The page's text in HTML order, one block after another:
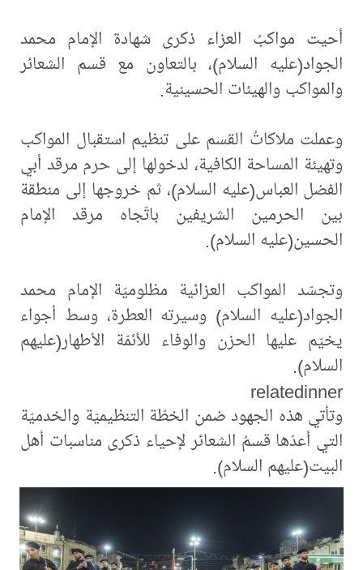
أحيت مواكبُ العزاء ذكرى شهادة الإمام محمد
الجواد(عليه السلام)، بالتعاون مع قسم الشعائر
والمواكب والهيئات الحسينية.
وعملت ملاكاتُ القسم على تنظيم استقبال المواكب
وتهيئة المساحة الكافية، لدخولها إلى حرم مرقد أبي
الفضل العباس(عليه السلام)، ثم خروجها إلى منطقة
بين الحرمين الشريفين باتّجاه مرقد الإمام
الحسين(عليه السلام).
وتجسّد المواكب العزائية مظلوميّة الإمام محمد
الجواد(عليه السلام) وسيرته العطرة، وسط أجواء
يخيّم عليها الحزن والوفاء للأئمّة الأطهار(عليهم
السلام).
relatedinner
وتأتي هذه الجهود ضمن الخطّة التنظيميّة والخدميّة
التي أعدّها قسمُ الشعائر لإحياء ذكرى مناسبات أهل
البيت(عليهم السلام).